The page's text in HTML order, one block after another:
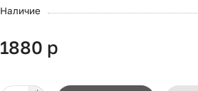
Наличие
1880 р